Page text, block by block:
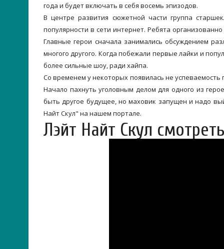
года и будет включать в себя восемь эпизодов.
В центре развития сюжетной части группа
популярности в сети интернет. Ребята
Главные герои сначала занимались обсуждением
многого другого. Когда побежали первые лайки и
более сильные шоу, ради хайпа.
Со временем у некоторых появилась не
Начало пахнуть уголовным делом для одного из
быть другое будущее, но маховик запущен и надо
Найт Скул" на нашем портале.
Лэйт Найт Скул